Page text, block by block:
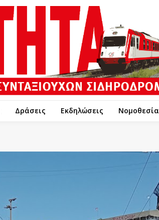
Δράσεις Εκδηλώσεις Νομοθεσία